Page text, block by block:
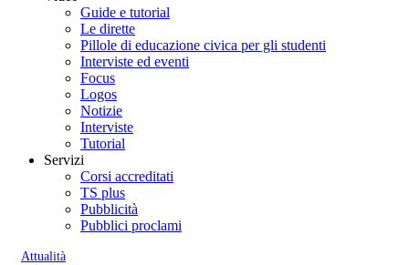
Guide e tutorial
Le dirette
Pillole di educazione civica per gli studenti
Interviste ed eventi
Focus
Logos
Notizie
Interviste
Tutorial
Servizi
Corsi accreditati
TS plus
Pubblicità
Pubblici proclami
Attualità